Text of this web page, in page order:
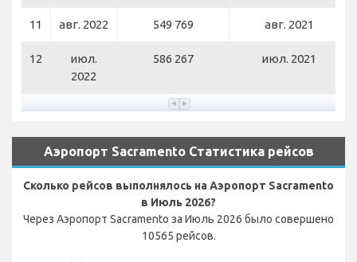
11 авг. 2022 549 769 авг. 2021
12
июл.
2022
586 267 июл. 2021
Аэропорт Sacramento Статистика рейсов
Сколько рейсов выполнялось на Аэропорт Sacramento
в Июль 2026?
Через Аэропорт Sacramento за Июль 2026 было совершено
10565 рейсов.